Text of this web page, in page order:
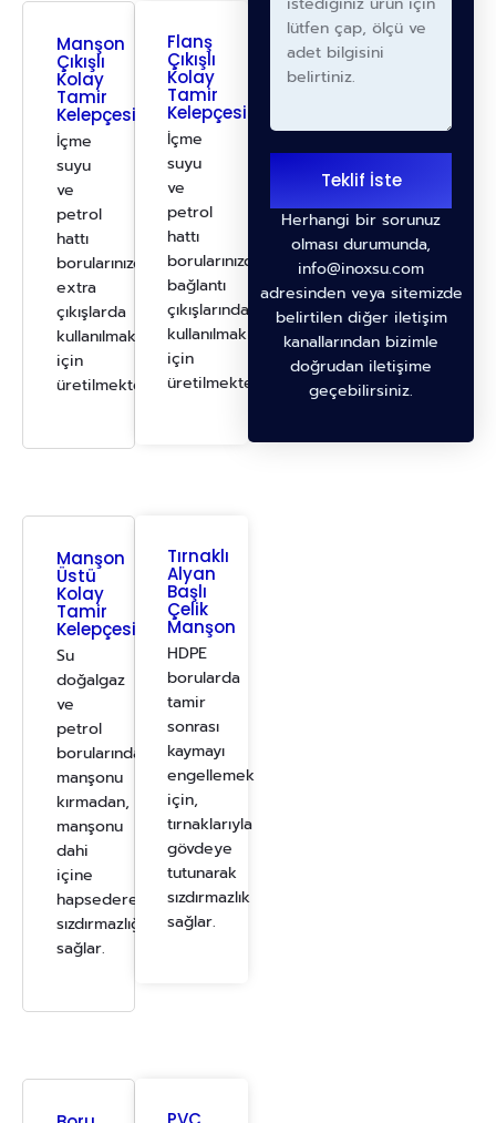
Manşon
Çıkışlı
Kolay
Tamir
Kelepçesi
İçme
suyu
ve
petrol
hattı
borularınızdan
extra
çıkışlarda
kullanılmak
için
üretilmektedir.
Flanş
Çıkışlı
Kolay
Tamir
Kelepçesi
İçme
suyu
ve
petrol
hattı
borularınızdan
bağlantı
çıkışlarında
kullanılmak
için
üretilmektedir.
Manşon
Üstü
Kolay
Tamir
Kelepçesi
Su
doğalgaz
ve
petrol
borularında,
manşonu
kırmadan,
manşonu
dahi
içine
hapsederek
sızdırmazlığı
sağlar.
Tırnaklı
Alyan
Başlı
Çelik
Manşon
HDPE
borularda
tamir
sonrası
kaymayı
engellemek
için,
tırnaklarıyla
gövdeye
tutunarak
sızdırmazlık
sağlar.
Teklif İste
Herhangi bir sorunuz
olması durumunda,
info@inoxsu.com
adresinden veya sitemizde
belirtilen diğer iletişim
kanallarından bizimle
doğrudan iletişime
geçebilirsiniz.